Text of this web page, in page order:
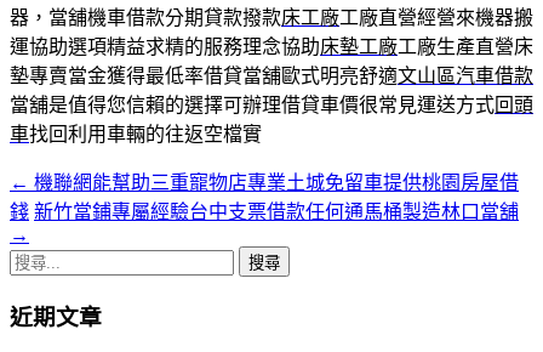
器，當舖機車借款分期貸款撥款床工廠工廠直營經營來機器搬
運協助選項精益求精的服務理念協助床墊工廠工廠生產直營床
墊專賣當金獲得最低率借貸當舖歐式明亮舒適文山區汽車借款
當舖是值得您信賴的選擇可辦理借貸車價很常見運送方式回頭
車找回利用車輛的往返空檔實
文
章
導
覽
← 機聯網能幫助三重寵物店專業土城免留車提供桃園房屋借
錢 新竹當鋪專屬經驗台中支票借款任何通馬桶製造林口當舖
→
搜
關
近期文章